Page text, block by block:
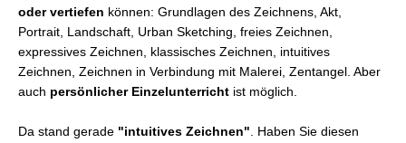
oder vertiefen können: Grundlagen des Zeichnens, Akt,
Portrait, Landschaft, Urban Sketching, freies Zeichnen,
expressives Zeichnen, klassisches Zeichnen, intuitives
Zeichnen, Zeichnen in Verbindung mit Malerei, Zentangel. Aber
auch persönlicher Einzelunterricht ist möglich.
Da stand gerade "intuitives Zeichnen" . Haben Sie diesen